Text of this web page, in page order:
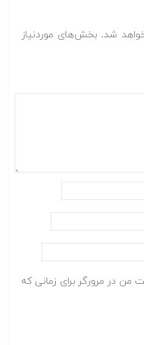
شد. بخش‌های موردنیاز
من در مرورگر برای زمانی که